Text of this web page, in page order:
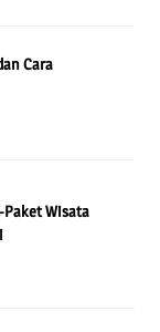
Cara
Paket Wisata